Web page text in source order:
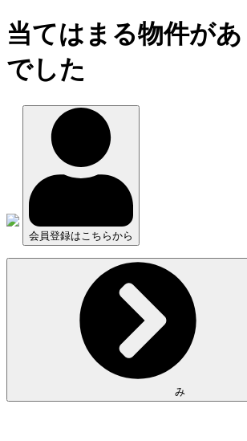
当てはまる物件が
でした
会員登録はこちらから
み